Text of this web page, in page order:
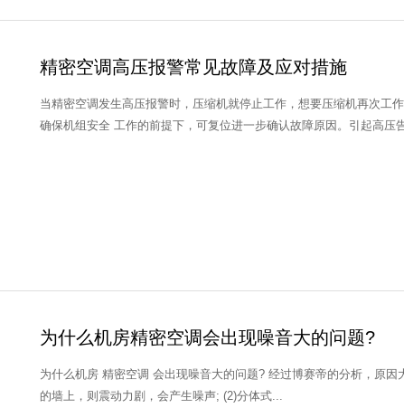
精密空调高压报警常见故障及应对措施
当精密空调发生高压报警时，压缩机就停止工作，想要压缩机再次工
确保机组安全 工作的前提下，可复位进一步确认故障原因。引起高压
为什么机房精密空调会出现噪音大的问题?
为什么机房 精密空调 会出现噪音大的问题? 经过博赛帝的分析，原因大致有以下几种： (1)窗式或分体式空调器室外机组如果安装于脆弱结构
的墙上，则震动力剧，会产生噪声; (2)分体式...